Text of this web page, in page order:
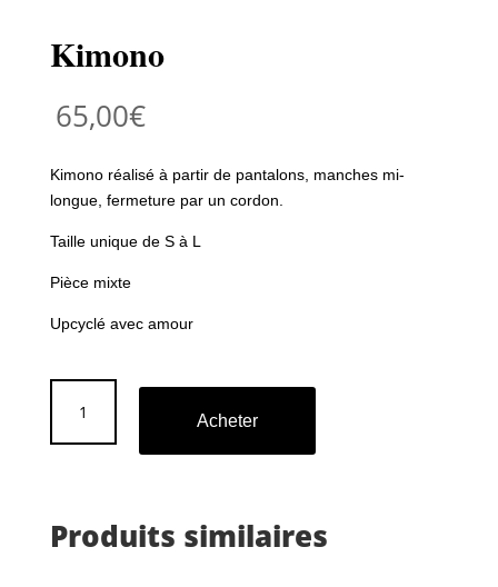
Kimono
65,00€
Kimono réalisé à partir de pantalons, manches mi-
longue, fermeture par un cordon.
Taille unique de S à L
Pièce mixte
Upcyclé avec amour
Kimono
Acheter
Produits similaires